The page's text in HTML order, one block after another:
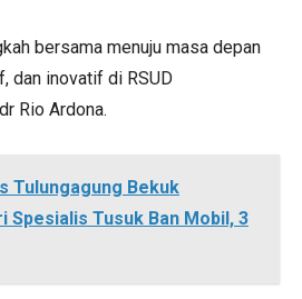
bersama menuju masa depan
dan inovatif di RSUD
Rio Ardona.
Tulungagung Bekuk
Spesialis Tusuk Ban Mobil, 3